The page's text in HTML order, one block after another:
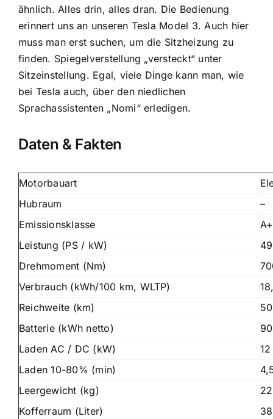
ähnlich. Alles drin, alles dran. Die Bedienung
erinnert uns an unseren Tesla Model 3. Auch hier
muss man erst suchen, um die Sitzheizung zu
finden. Spiegelverstellung „versteckt“ unter
Sitzeinstellung. Egal, viele Dinge kann man, wie
bei Tesla auch, über den niedlichen
Sprachassistenten „Nomi“ erledigen.
Daten & Fakten
Motorbauart
Hubraum
–
Emissionsklasse
A+
Leistung (PS / kW)
Drehmoment (Nm)
Verbrauch (kWh/100 km, WLTP)
Reichweite (km)
Batterie (kWh netto)
90
Laden AC / DC (kW)
Laden 10-80% (min)
Leergewicht (kg)
Kofferraum (Liter)